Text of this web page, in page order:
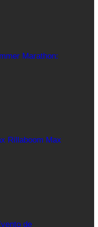
Marathon:
Rillaboom Max
de